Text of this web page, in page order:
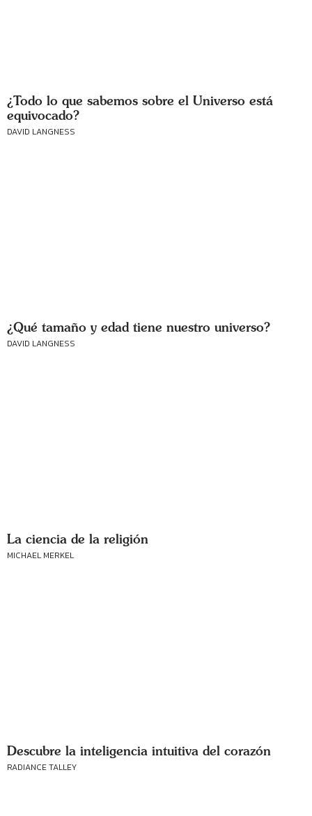
¿Todo lo que sabemos sobre el Universo está
equivocado?
DAVID LANGNESS
¿Qué tamaño y edad tiene nuestro universo?
DAVID LANGNESS
La ciencia de la religión
MICHAEL MERKEL
Descubre la inteligencia intuitiva del corazón
RADIANCE TALLEY